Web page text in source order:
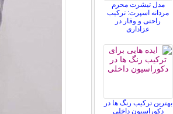
مدل تیشرت محرم
مردانه اسپرت: ترکیب
راحتی و وقار در
عزاداری
بهترین ترکیب رنگ ها در
دکوراسیون داخلی